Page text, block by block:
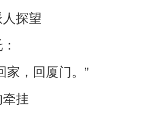
探望
家，回厦门。”
挂